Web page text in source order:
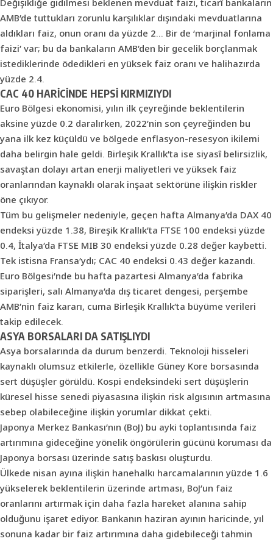
Değişikliğe gidilmesi beklenen mevduat faizi, ticarî bankaların
AMB’de tuttukları zorunlu karşılıklar dışındaki mevduatlarına
aldıkları faiz, onun oranı da yüzde 2… Bir de ‘marjinal fonlama
faizi’ var; bu da bankaların AMB’den bir gecelik borçlanmak
istediklerinde ödedikleri en yüksek faiz oranı ve halihazırda
yüzde 2.4.
CAC 40 HARİCİNDE HEPSİ KIRMIZIYDI
Euro Bölgesi ekonomisi, yılın ilk çeyreğinde beklentilerin
aksine yüzde 0.2 daralırken, 2022’nin son çeyreğinden bu
yana ilk kez küçüldü ve bölgede enflasyon-resesyon ikilemi
daha belirgin hale geldi. Birleşik Krallık’ta ise siyasî belirsizlik,
savaştan dolayı artan enerji maliyetleri ve yüksek faiz
oranlarından kaynaklı olarak inşaat sektörüne ilişkin riskler
öne çıkıyor.
Tüm bu gelişmeler nedeniyle, geçen hafta Almanya’da DAX 40
endeksi yüzde 1.38, Bireşik Krallık’ta FTSE 100 endeksi yüzde
0.4, İtalya’da FTSE MIB 30 endeksi yüzde 0.28 değer kaybetti.
Tek istisna Fransa’ydı; CAC 40 endeksi 0.43 değer kazandı.
Euro Bölgesi’nde bu hafta pazartesi Almanya’da fabrika
siparişleri, salı Almanya’da dış ticaret dengesi, perşembe
AMB’nin faiz kararı, cuma Birleşik Krallık’ta büyüme verileri
takip edilecek.
ASYA BORSALARI DA SATIŞLIYDI
Asya borsalarında da durum benzerdi. Teknoloji hisseleri
kaynaklı olumsuz etkilerle, özellikle Güney Kore borsasında
sert düşüşler görüldü. Kospi endeksindeki sert düşüşlerin
küresel hisse senedi piyasasına ilişkin risk algısının artmasına
sebep olabileceğine ilişkin yorumlar dikkat çekti.
Japonya Merkez Bankası’nın (BoJ) bu ayki toplantısında faiz
artırımına gideceğine yönelik öngörülerin gücünü koruması da
Japonya borsası üzerinde satış baskısı oluşturdu.
Ülkede nisan ayına ilişkin hanehalkı harcamalarının yüzde 1.6
yükselerek beklentilerin üzerinde artması, BoJ’un faiz
oranlarını artırmak için daha fazla hareket alanına sahip
olduğunu işaret ediyor. Bankanın haziran ayının haricinde, yıl
sonuna kadar bir faiz artırımına daha gidebileceği tahmin